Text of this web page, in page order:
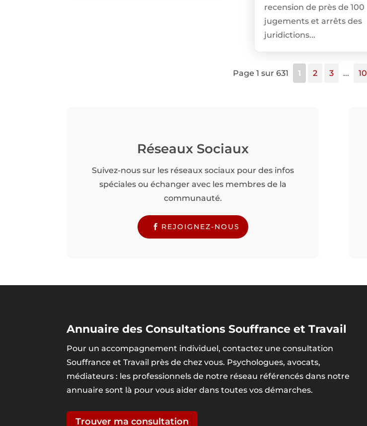
recension de près de 100
jugements et arrêts des
juridictions...
Page 1 sur 631 1 2 3 ... 10
Réseaux Sociaux
Suivez-nous sur les réseaux sociaux pour des infos
spéciales ou échanger avec les membres de la
communauté.
REJOIGNEZ-NOUS
Annuaire des Consultations Souffrance et Travail
Pour un accompagnement individuel, contactez une consultation
Souffrance et Travail près de chez vous. Psychologues, avocats,
médiateurs : les professionnels de notre réseau référencés dans notre
annuaire sont là pour vous aider dans toutes vos démarches.
Trouver ma consultation